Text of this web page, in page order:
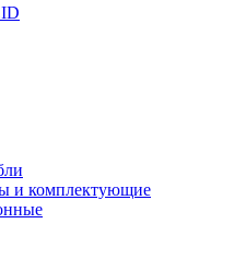
и комплектующие